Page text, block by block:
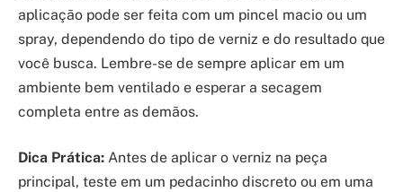
aplicação pode ser feita com um pincel macio ou um
spray, dependendo do tipo de verniz e do resultado que
você busca. Lembre-se de sempre aplicar em um
ambiente bem ventilado e esperar a secagem
completa entre as demãos.
Dica Prática: Antes de aplicar o verniz na peça
principal, teste em um pedacinho discreto ou em uma